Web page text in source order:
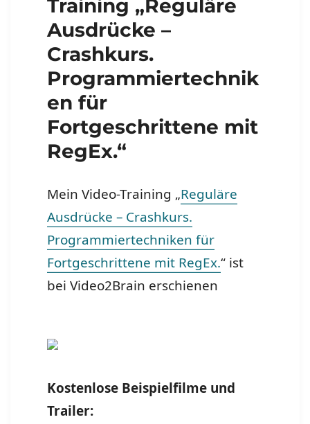
Training „Reguläre
Ausdrücke –
Crashkurs.
Programmiertechnik
en für
Fortgeschrittene mit
RegEx.“
Mein Video-Training „Reguläre
Ausdrücke – Crashkurs.
Programmiertechniken für
Fortgeschrittene mit RegEx.“ ist
bei Video2Brain erschienen
Kostenlose Beispielfilme und
Trailer: